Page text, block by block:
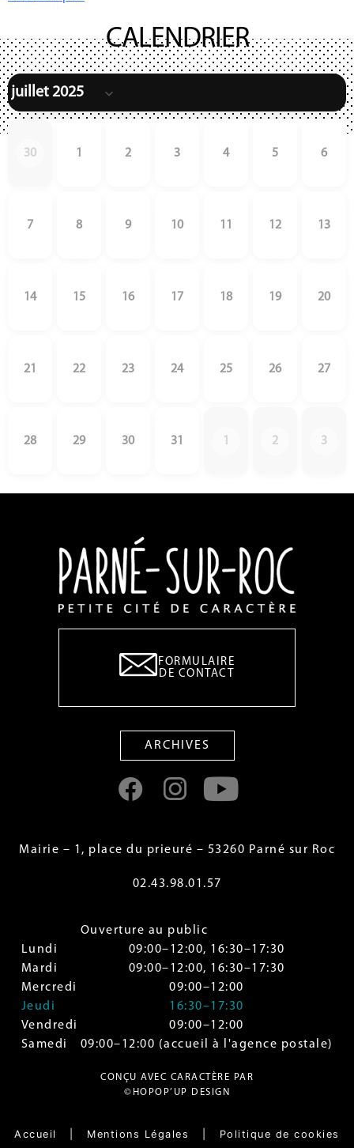
CALENDRIER
30 1 2 3 4 5 6
7 8 9 10 11 12 13
14 15 16 17 18 19 20
21 22 23 24 25 26 27
28 29 30 31 1 2 3
FORMULAIRE
DE CONTACT
ARCHIVES
Mairie – 1, place du prieuré – 53260 Parné sur Roc
02.43.98.01.57
Ouverture au public
Lundi
09:00–12:00, 16:30–17:30
Mardi
09:00–12:00, 16:30–17:30
Mercredi
09:00–12:00
Jeudi
16:30–17:30
Vendredi
09:00–12:00
Samedi
09:00–12:00 (accueil à l'agence postale)
CONÇU AVEC CARACTÈRE PAR
©HOPOP’UP DESIGN
Accueil Mentions Légales Politique de cookies